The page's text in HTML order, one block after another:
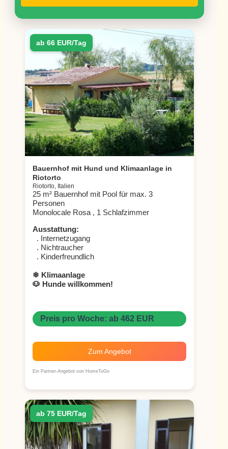
ab 66 EUR/Tag
Bauernhof mit Hund und Klimaanlage in
Riotorto
Riotorto, Italien
25 m² Bauernhof mit Pool für max. 3
Personen
Monolocale Rosa , 1 Schlafzimmer
Ausstattung:
. Internetzugang
. Nichtraucher
. Kinderfreundlich
❄ Klimaanlage
🐶 Hunde willkommen!
Preis pro Woche: ab 462 EUR
Zum Angebot
Ein Partner-Angebot von HomeToGo
ab 75 EUR/Tag